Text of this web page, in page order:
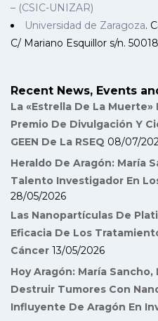
– (CSIC-UNIZAR)
Universidad de Zaragoza.
C/ Mariano Esquillor s/n.
Recent News, Events
La «Estrella De La Muerte»
Premio De Divulgación Y
GEEN De La RSEQ 08/07/
Heraldo De Aragón: María
Talento Investigador En
28/05/2026
Las Nanopartículas De
Eficacia De Los
Cáncer 13/05/2026
Hoy Aragón: María
Destruir Tumores Con
Influyente De Aragón En